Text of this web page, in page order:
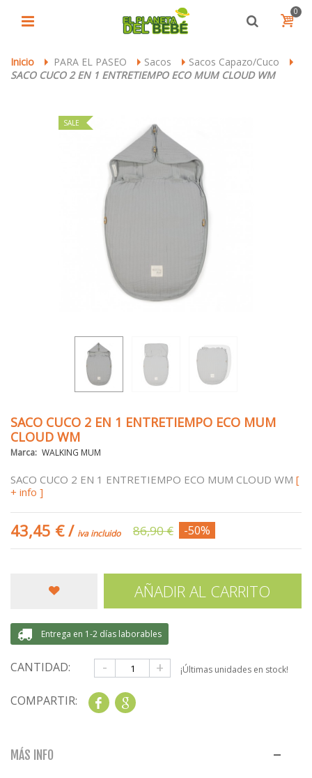
0
Inicio > PARA EL PASEO > Sacos > Sacos Capazo/Cuco >
SACO CUCO 2 EN 1 ENTRETIEMPO ECO MUM CLOUD WM
SALE
SACO CUCO 2 EN 1 ENTRETIEMPO ECO MUM
CLOUD WM
Marca: WALKING MUM
SACO CUCO 2 EN 1 ENTRETIEMPO ECO MUM CLOUD WM [
+ info ]
43,45 €/ iva incluido 86,90 € -50%
AÑADIR AL CARRITO
Entrega en 1-2 días laborables
CANTIDAD: - + ¡Últimas unidades en stock!
COMPARTIR: Share
MÁS INFO